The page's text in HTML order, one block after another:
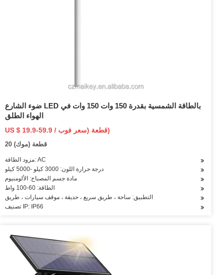
ضوء الشارع LED بالطاقة الشمسية بقدرة 150 وات 150 وات في
الهواء الطلق
US $ 19.9-59.9 / قطعة (سعر فوب)
20 قطعة (موك)
مزود الطاقة: AC
درجة حرارة اللون: 3000 كيلو -5000 كيلو
مادة جسم المصباح: الألومنيوم
الطاقة: 60-100 واط
التطبيق: ساحة ، طريق سريع ، حديقة ، موقف سيارات ، طريق
تصنيف IP: IP66